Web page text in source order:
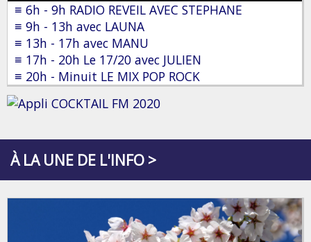
≡ 6h - 9h RADIO REVEIL AVEC STEPHANE
≡ 9h - 13h avec LAUNA
≡ 13h - 17h avec MANU
≡ 17h - 20h Le 17/20 avec JULIEN
≡ 20h - Minuit LE MIX POP ROCK
À LA UNE DE L'INFO >